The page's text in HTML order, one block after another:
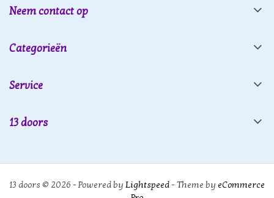
Neem contact op
Categorieën
Service
13 doors
13 doors © 2026 - Powered by Lightspeed- Theme by eCommerce